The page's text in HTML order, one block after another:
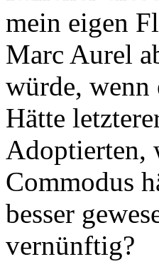
mein eigen
Marc Aurel
würde, wenn
Hätte
Adoptierten,
Commodus
besser
vernünftig?